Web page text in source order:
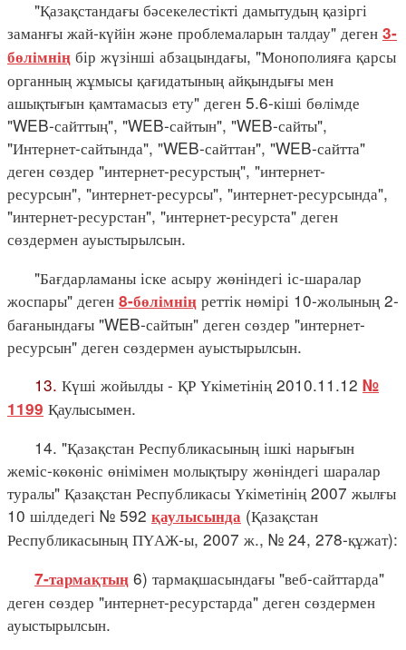
"Қазақстандағы бәсекелестікті дамытудың қазіргі
заманғы жай-күйін және проблемаларын талдау" деген 3-
бөлімнің бір жүзінші абзацындағы, "Монополияға қарсы
органның жұмысы қағидатының айқындығы мен
ашықтығын қамтамасыз ету" деген 5.6-кіші бөлімде
"WEB-сайттың", "WEB-сайтын", "WEB-сайты",
"Интернет-сайтында", "WEB-сайттан", "WEB-сайтта"
деген сөздер "интернет-ресурстың", "интернет-
ресурсын", "интернет-ресурсы", "интернет-ресурсында",
"интернет-ресурстан", "интернет-ресурста" деген
сөздермен ауыстырылсын.
"Бағдарламаны іске асыру жөніндегі іс-шаралар
жоспары" деген 8-бөлімнің реттік нөмірі 10-жолының 2-
бағанындағы "WEB-сайтын" деген сөздер "интернет-
ресурсын" деген сөздермен ауыстырылсын.
13. Күші жойылды - ҚР Үкіметінің 2010.11.12 №
1199 Қаулысымен.
14. "Қазақстан Республикасының ішкі нарығын
жеміс-көкөніс өнімімен молықтыру жөніндегі шаралар
туралы" Қазақстан Республикасы Үкіметінің 2007 жылғы
10 шілдедегі № 592 қаулысында (Қазақстан
Республикасының ПҮАЖ-ы, 2007 ж., № 24, 278-құжат):
7-тармақтың 6) тармақшасындағы "веб-сайттарда"
деген сөздер "интернет-ресурстарда" деген сөздермен
ауыстырылсын.